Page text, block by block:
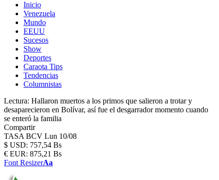
Inicio
Venezuela
Mundo
EEUU
Sucesos
Show
Deportes
Caraota Tips
Tendencias
Columnistas
Lectura: Hallaron muertos a los primos que salieron a trotar y
desaparecieron en Bolívar, así fue el desgarrador momento cuando
se enteró la familia
Compartir
TASA BCV Lun 10/08
$ USD: 757,54 Bs
€ EUR: 875,21 Bs
Font ResizerAa